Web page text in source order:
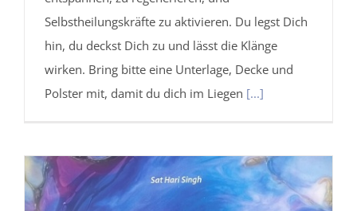
Selbstheilungskräfte zu aktivieren. Du legst Dich
hin, du deckst Dich zu und lässt die Klänge
wirken. Bring bitte eine Unterlage, Decke und
Polster mit, damit du dich im Liegen [...]